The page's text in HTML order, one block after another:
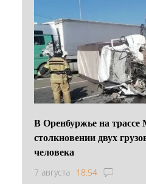
В Оренбуржье на
столкновении двух
человека
7 августа 18:54